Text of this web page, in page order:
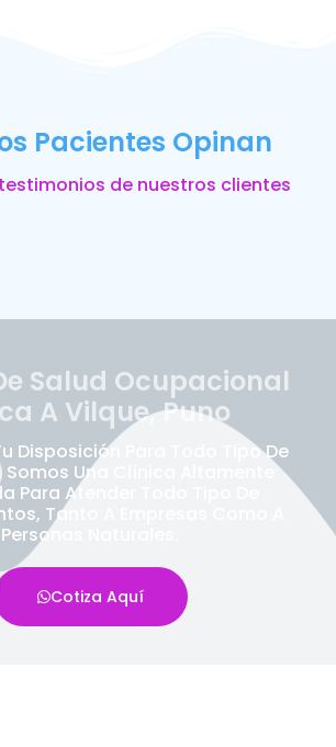
Pacientes Opinan
de nuestros clientes
Salud Ocupacional
A Vilque, Puno
Disposición Para Todo Tipo De
Una Clínica Altamente
Para Atender Todo Tipo De
Tanto A Empresas Como A
Personas Naturales.
Cotiza Aquí